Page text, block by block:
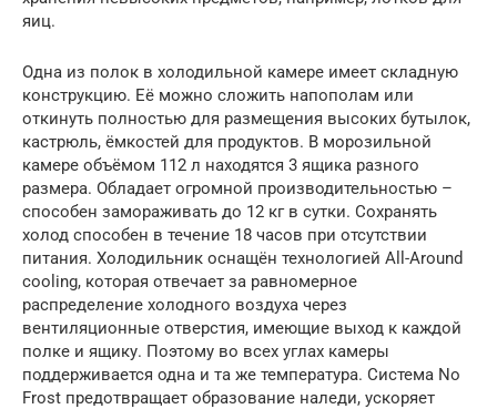
яиц.
Одна из полок в холодильной камере имеет складную
конструкцию. Её можно сложить напополам или
откинуть полностью для размещения высоких бутылок,
кастрюль, ёмкостей для продуктов. В морозильной
камере объёмом 112 л находятся 3 ящика разного
размера. Обладает огромной производительностью –
способен замораживать до 12 кг в сутки. Сохранять
холод способен в течение 18 часов при отсутствии
питания. Холодильник оснащён технологией All-Around
cooling, которая отвечает за равномерное
распределение холодного воздуха через
вентиляционные отверстия, имеющие выход к каждой
полке и ящику. Поэтому во всех углах камеры
поддерживается одна и та же температура. Система No
Frost предотвращает образование наледи, ускоряет